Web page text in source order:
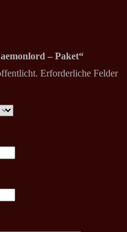
– Paket“
Erforderliche Felder